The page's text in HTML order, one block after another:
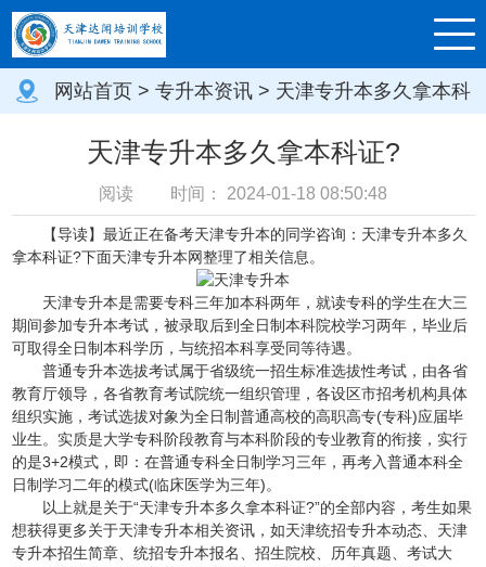
网站首页 > 专升本资讯 > 天津专升本多久拿本科
天津专升本多久拿本科证?
阅读 时间： 2024-01-18 08:50:48
【导读】最近正在备考天津专升本的同学咨询：天津专升本多久
拿本科证?下面天津专升本网整理了相关信息。
天津专升本是需要专科三年加本科两年，就读专科的学生在大三
期间参加专升本考试，被录取后到全日制本科院校学习两年，毕业后
可取得全日制本科学历，与统招本科享受同等待遇。
普通专升本选拔考试属于省级统一招生标准选拔性考试，由各省
教育厅领导，各省教育考试院统一组织管理，各设区市招考机构具体
组织实施，考试选拔对象为全日制普通高校的高职高专(专科)应届毕
业生。实质是大学专科阶段教育与本科阶段的专业教育的衔接，实行
的是3+2模式，即：在普通专科全日制学习三年，再考入普通本科全
日制学习二年的模式(临床医学为三年)。
以上就是关于“天津专升本多久拿本科证?”的全部内容，考生如果
想获得更多关于天津专升本相关资讯，如天津统招专升本动态、天津
专升本招生简章、统招专升本报名、招生院校、历年真题、考试大